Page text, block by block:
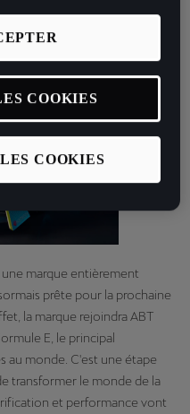
pour une compétition plus
marque entièrement
prête pour la prochaine
la marque rejoindra ABT
E, le principal
au monde. C'est une étape
transformer le monde de la
et performance vont
COOKIES
COOKIES